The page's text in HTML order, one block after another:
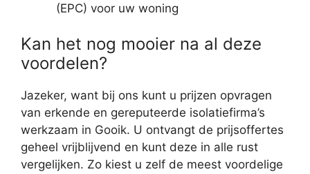
(EPC) voor uw woning
Kan het nog mooier na al deze
voordelen?
Jazeker, want bij ons kunt u prijzen opvragen
van erkende en gereputeerde isolatiefirma’s
werkzaam in Gooik. U ontvangt de prijsoffertes
geheel vrijblijvend en kunt deze in alle rust
vergelijken. Zo kiest u zelf de meest voordelige